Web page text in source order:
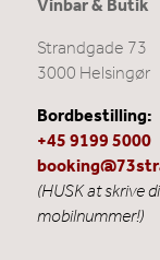
Vinbar & Butik
Strandgade 73
3000 Helsingør
Bordbestilling:
+45 9199 5000
(HUSK at skrive
mobilnummer!)